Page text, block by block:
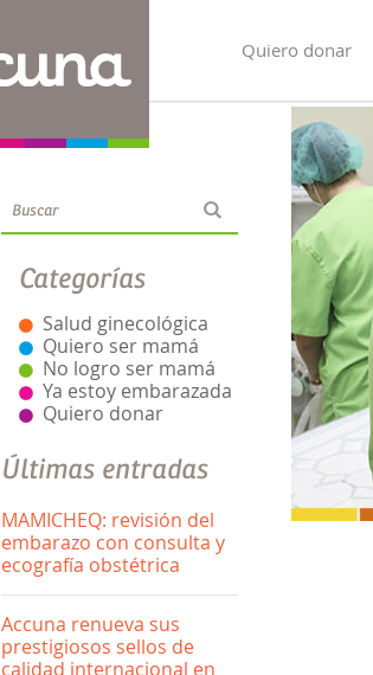
Quiero donar
Categorías
Salud ginecológica
Quiero ser mamá
No logro ser mamá
Ya estoy embarazada
Quiero donar
Últimas entradas
MAMICHEQ: revisión del
embarazo con consulta y
ecografía obstétrica
Accuna renueva sus
prestigiosos sellos de
calidad internacional en